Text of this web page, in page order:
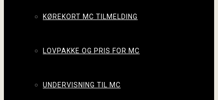
KØREKORT MC TILMELDING
LOVPAKKE OG PRIS FOR MC
UNDERVISNING TIL MC